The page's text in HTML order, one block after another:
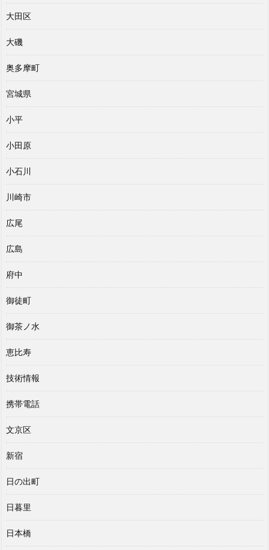
大田区
大磯
奥多摩町
宮城県
小平
小田原
小石川
川崎市
広尾
広島
府中
御徒町
御茶ノ水
恵比寿
技術情報
携帯電話
文京区
新宿
日の出町
日暮里
日本橋